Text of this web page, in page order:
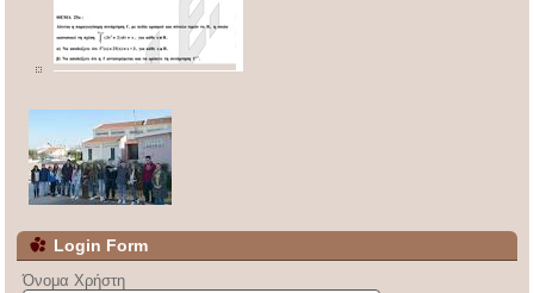
Login Form
Όνομα Χρήστη